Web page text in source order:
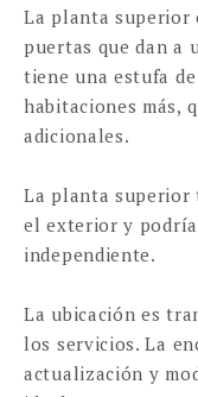
La planta superior
puertas que dan a
tiene una estufa
habitaciones más,
adicionales.
La planta superior
el exterior y
independiente.
La ubicación es
los servicios. La
actualización y